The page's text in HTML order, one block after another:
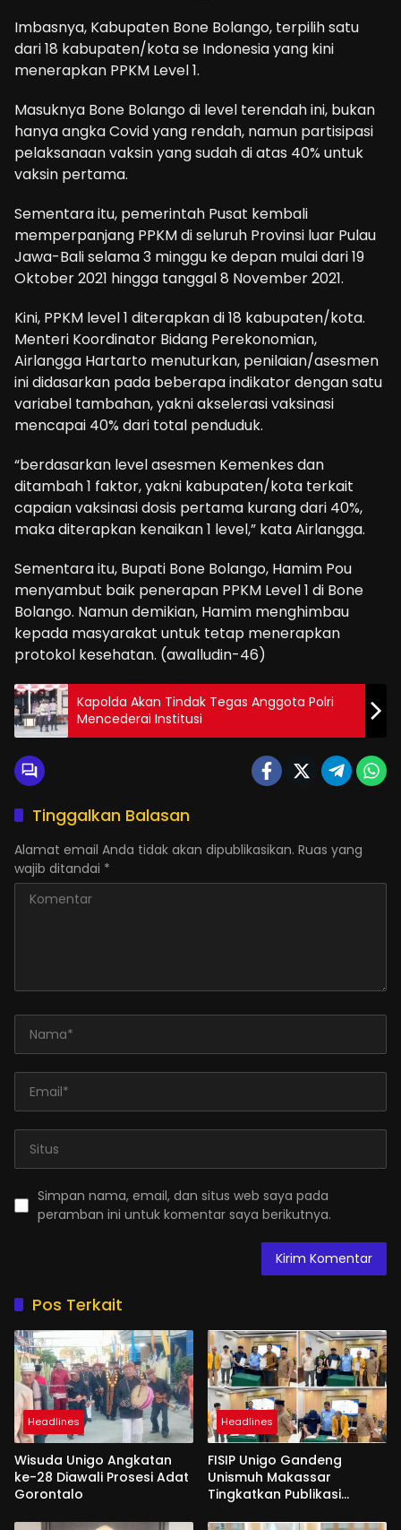
Imbasnya, Kabupaten Bone Bolango, terpilih satu
dari 18 kabupaten/kota se Indonesia yang kini
menerapkan PPKM Level 1.
Masuknya Bone Bolango di level terendah ini, bukan
hanya angka Covid yang rendah, namun partisipasi
pelaksanaan vaksin yang sudah di atas 40% untuk
vaksin pertama.
Sementara itu, pemerintah Pusat kembali
memperpanjang PPKM di seluruh Provinsi luar Pulau
Jawa-Bali selama 3 minggu ke depan mulai dari 19
Oktober 2021 hingga tanggal 8 November 2021.
Kini, PPKM level 1 diterapkan di 18 kabupaten/kota.
Menteri Koordinator Bidang Perekonomian,
Airlangga Hartarto menuturkan, penilaian/asesmen
ini didasarkan pada beberapa indikator dengan satu
variabel tambahan, yakni akselerasi vaksinasi
mencapai 40% dari total penduduk.
“berdasarkan level asesmen Kemenkes dan
ditambah 1 faktor, yakni kabupaten/kota terkait
capaian vaksinasi dosis pertama kurang dari 40%,
maka diterapkan kenaikan 1 level,” kata Airlangga.
Sementara itu, Bupati Bone Bolango, Hamim Pou
menyambut baik penerapan PPKM Level 1 di Bone
Bolango. Namun demikian, Hamim menghimbau
kepada masyarakat untuk tetap menerapkan
protokol kesehatan. (awalludin-46)
Kapolda Akan Tindak Tegas Anggota Polri
Mencederai Institusi
Tinggalkan Balasan
Alamat email Anda tidak akan dipublikasikan. Ruas yang
wajib ditandai *
Simpan nama, email, dan situs web saya pada
peramban ini untuk komentar saya berikutnya.
Pos Terkait
Headlines
Wisuda Unigo Angkatan
ke-28 Diawali Prosesi Adat
Gorontalo
Headlines
FISIP Unigo Gandeng
Unismuh Makassar
Tingkatkan Publikasi